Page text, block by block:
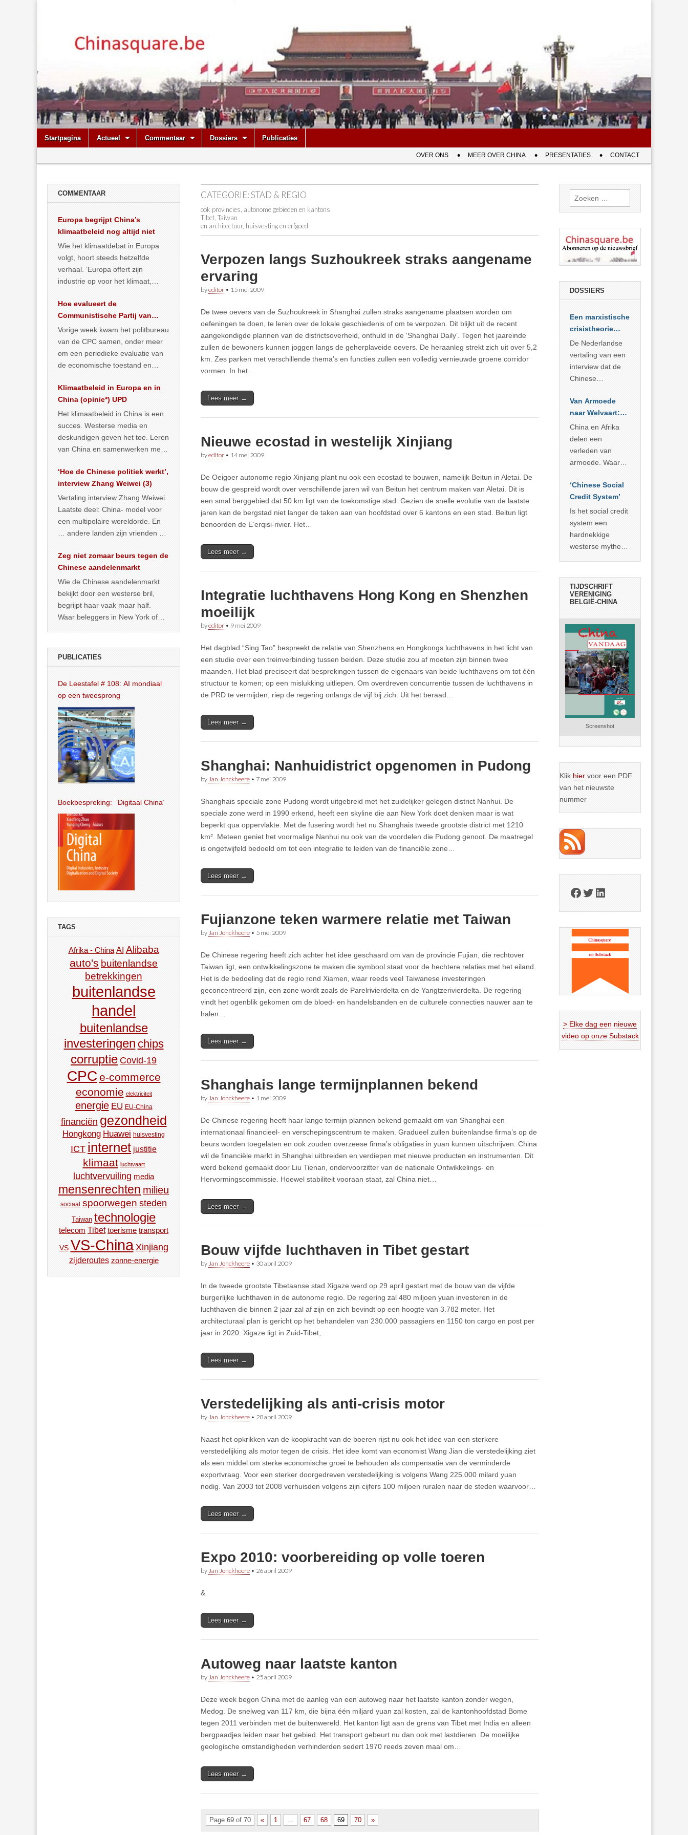
Chinasquare.be
Main
menu
Skip
Startpagina Actueel Commentaar Dossiers Publicaties
menu
OVER ONS MEER OVER CHINA PRESENTATIES CONTACT
CATEGORIE:STAD & REGIO
ook provincies, autonome gebieden en kantons
Tibet, Taiwan
en architectuur, huisvesting en erfgoed
Verpozen langs Suzhoukreek straks aangename
ervaring
byeditor • 15 mei 2009
De twee oevers van de Suzhoukreek in Shanghai zullen straks aangename plaatsen worden om
oefeningen te doen, te leren over de lokale geschiedenis of om te verpozen. Dit blijkt uit de recent
aangekondigde plannen van de districtsoverheid, onthuld in de ‘Shanghai Daily’. Tegen het jaareinde
zullen de bewoners kunnen joggen langs de geherplaveide oevers. De heraanleg strekt zich uit over 5,2
km. Zes parken met verschillende thema’s en functies zullen een volledig vernieuwde groene corridor
vormen. In het…
Lees meer →
Nieuwe ecostad in westelijk Xinjiang
byeditor • 14 mei 2009
De Oeigoer autonome regio Xinjiang plant nu ook een ecostad te bouwen, namelijk Beitun in Aletai. De
bouw die gespreid wordt over verschillende jaren wil van Beitun het centrum maken van Aletai. Dit is
een smal berggebied dat 50 km ligt van de toekomstige stad. Gezien de snelle evolutie van de laatste
jaren kan de bergstad niet langer de taken aan van hoofdstad over 6 kantons en een stad. Beitun ligt
benoorden de E’erqisi-rivier. Het…
Lees meer →
Integratie luchthavens Hong Kong en Shenzhen
moeilijk
byeditor • 9 mei 2009
Het dagblad “Sing Tao” bespreekt de relatie van Shenzhens en Hongkongs luchthavens in het licht van
een studie over een treinverbinding tussen beiden. Deze studie zou af moeten zijn binnen twee
maanden. Het blad preciseert dat besprekingen tussen de eigenaars van beide luchthavens om tot één
structuur te komen; op een mislukking uitliepen. Om overdreven concurrentie tussen de luchthavens in
de PRD te vermijden, riep de regering onlangs de vijf bij zich. Uit het beraad…
Lees meer →
Shanghai: Nanhuidistrict opgenomen in Pudong
by Jan Jonckheere • 7 mei 2009
Shanghais speciale zone Pudong wordt uitgebreid met het zuidelijker gelegen district Nanhui. De
speciale zone werd in 1990 erkend, heeft een skyline die aan New York doet denken maar is wat
beperkt qua oppervlakte. Met de fusering wordt het nu Shanghais tweede grootste district met 1210
km². Meteen geniet het voormalige Nanhui nu ook van de voordelen die Pudong genoot. De maatregel
is ongetwijfeld bedoeld om tot een integratie te leiden van de financiële zone…
Lees meer →
Fujianzone teken warmere relatie met Taiwan
by Jan Jonckheere • 5 mei 2009
De Chinese regering heeft zich achter het idee geschaard om van de provincie Fujian, die rechtover
Taiwan ligt, een ontwikkelingszone te maken die symbool staat voor de hechtere relaties met het eiland.
Het is de bedoeling dat de regio rond Xiamen, waar reeds veel Taiwanese investeringen
geconcentreerd zijn, een zone wordt zoals de Parelrivierdelta en de Yangtzerivierdelta. De regering
vindt het ogenblik gekomen om de bloed- en handelsbanden en de culturele connecties nauwer aan te
halen…
Lees meer →
Shanghais lange termijnplannen bekend
by Jan Jonckheere • 1 mei 2009
De Chinese regering heeft haar lange termijn plannen bekend gemaakt om van Shanghai een
internationaal financieel- en verschepingscentrum te maken. Gradueel zullen buitenlandse firma’s op de
beurs worden toegelaten en ook zouden overzeese firma’s obligaties in yuan kunnen uitschrijven. China
wil de financiële markt in Shanghai uitbreiden en verdiepen met nieuwe producten en instrumenten. Dit
werd bekend gemaakt door Liu Tienan, ondervoorzitter van de nationale Ontwikkelings- en
Hervormingscommissie. Hoewel stabiliteit vooraan staat, zal China niet…
Lees meer →
Bouw vijfde luchthaven in Tibet gestart
by Jan Jonckheere • 30 april 2009
In de tweede grootste Tibetaanse stad Xigaze werd op 29 april gestart met de bouw van de vijfde
burgerlijke luchthaven in de autonome regio. De regering zal 480 miljoen yuan investeren in de
luchthaven die binnen 2 jaar zal af zijn en zich bevindt op een hoogte van 3.782 meter. Het
architecturaal plan is gericht op het behandelen van 230.000 passagiers en 1150 ton cargo en post per
jaar in 2020. Xigaze ligt in Zuid-Tibet,…
Lees meer →
Verstedelijking als anti-crisis motor
by Jan Jonckheere • 28 april 2009
Naast het opkrikken van de koopkracht van de boeren rijst nu ook het idee van een sterkere
verstedelijking als motor tegen de crisis. Het idee komt van economist Wang Jian die verstedelijking ziet
als een middel om sterke economische groei te behouden als compensatie van de verminderde
exportvraag. Voor een sterker doorgedreven verstedelijking is volgens Wang 225.000 milard yuan
nodig. Van 2003 tot 2008 verhuisden volgens zijn cijfers 100 miljoen ruralen naar de steden waarvoor…
Lees meer →
Expo 2010: voorbereiding op volle toeren
by Jan Jonckheere • 26 april 2009
&
Lees meer →
Autoweg naar laatste kanton
by Jan Jonckheere • 25 april 2009
Deze week begon China met de aanleg van een autoweg naar het laatste kanton zonder wegen,
Medog. De snelweg van 117 km, die bijna één miljard yuan zal kosten, zal de kantonhoofdstad Bome
tegen 2011 verbinden met de buitenwereld. Het kanton ligt aan de grens van Tibet met India en alleen
bergpaadjes leiden naar het gebied. Het transport gebeurt nu dan ook met lastdieren. De moeilijke
geologische omstandigheden verhinderden sedert 1970 reeds zeven maal om…
Lees meer →
Page 69 of 70 « 1 … 67 68 69 70 »
COMMENTAAR
Europa begrijpt China’s
klimaatbeleid nog altijd niet
Wie het klimaatdebat in Europa
volgt, hoort steeds hetzelfde
verhaal. ‘Europa offert zijn
industrie op voor het klimaat,
vergroening… >> lees meer
Hoe evalueert de
Communistische Partij van
China de economische
situatie?
Vorige week kwam het politbureau
van de CPC samen, onder meer
om een periodieke evaluatie van
de economische toestand en
publiceerden… >> lees meer
Klimaatbeleid in Europa en in
China (opinie*) UPD
Het klimaatbeleid in China is een
succes. Westerse media en
deskundigen geven het toe. Leren
van China en samenwerken met
… >> lees meer
‘Hoe de Chinese politiek werkt’,
interview Zhang Weiwei (3)
Vertaling interview Zhang Weiwei.
Laatste deel: China- model voor
een multipolaire wereldorde. En
… andere landen zijn vrienden of
Zeg niet zomaar beurs tegen de
Chinese aandelenmarkt
Wie de Chinese aandelenmarkt
bekijkt door een westerse bril,
begrijpt haar vaak maar half.
Waar beleggers in New York of
PUBLICATIES
De Leestafel # 108: AI mondiaal
op een tweesprong
Boekbespreking: ‘Digitaal China’
TAGS
Afrika - China AI Alibaba
auto's buitenlandse
betrekkingen
buitenlandse
handel
buitenlandse
investeringen chips
corruptie Covid-19
CPC e-commerce
economie elektriciteit
energie EU EU-China
financiën gezondheid
Hongkong Huawei huisvesting
ICT internet justitie
klimaat luchtvaart
luchtvervuiling media
mensenrechten milieu
sociaal spoorwegen steden
Taiwan technologie
telecom Tibet toerisme transport
VS VS-China Xinjiang
zijderoutes zonne-energie
Zoeken
naar:
DOSSIERS
Een marxistische
crisistheorie
voor vandaag
De Nederlandse
vertaling van een
interview dat de
Chinese
Sociale
Wetenschappen
afnam van de
Britse
marxistische
econoom Michael
zien dat
… >> lees meer
Van Armoede
naar Welvaart:
Wat Afrika kan
leren van
China’s
economisch
China en Afrika
delen een
verleden van
armoede. Waar
voorbije veertig
jaar in slaagde
meer dan 800
miljoen mensen
uit de armoede
… >> lees meer
‘Chinese Social
Credit System’
Is het social credit
system een
hardnekkige
westerse mythe of
TIJDSCHRIFT
VERENIGING
BELGIË-CHINA
Screenshot
Klik hier voor een PDF
van het nieuwste
nummer
Facebook
Twitter
LinkedIn
> Elke dag een nieuwe
video op onze Substack